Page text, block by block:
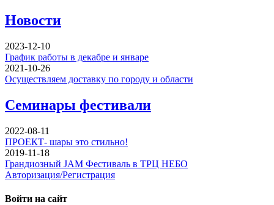
Новости
2023-12-10
График работы в декабре и январе
2021-10-26
Осуществляем доставку по городу и области
Семинары фестивали
2022-08-11
ПРОЕКТ- шары это стильно!
2019-11-18
Грандиозный JAM Фестиваль в ТРЦ НЕБО
Авторизация/Регистрация
Войти на сайт